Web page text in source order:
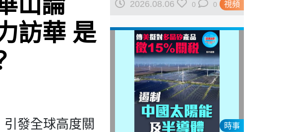
訪華 是
發全球高度關
視頻
2026.08.06 0 0
時事